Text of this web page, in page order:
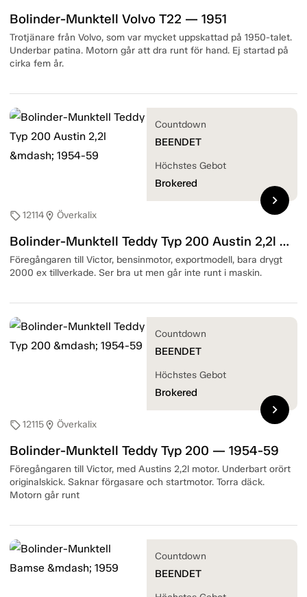
Bolinder-Munktell Volvo T22 — 1951
Trotjänare från Volvo, som var mycket uppskattad på 1950-talet.
Underbar patina. Motorn går att dra runt för hand. Ej startad på
cirka fem år.
sell12114location_on Överkalix
Bolinder-Munktell Teddy Typ 200 Austin 2,2l — 1954-59
Föregångaren till Victor, bensinmotor, exportmodell, bara drygt
2000 ex tillverkade. Ser bra ut men går inte runt i maskin.
Countdown
BEENDET
Höchstes Gebot
Brokered
chevron_right
sell12115location_on Överkalix
Bolinder-Munktell Teddy Typ 200 — 1954-59
Föregångaren till Victor, med Austins 2,2l motor. Underbart orört
originalskick. Saknar förgasare och startmotor. Torra däck.
Motorn går runt
Countdown
BEENDET
Höchstes Gebot
Brokered
chevron_right
Countdown
BEENDET